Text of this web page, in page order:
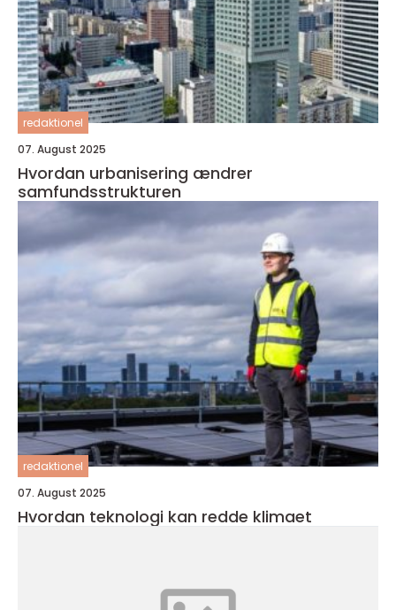
redaktionel
07. August 2025
Hvordan urbanisering ændrer
samfundsstrukturen
redaktionel
07. August 2025
Hvordan teknologi kan redde klimaet